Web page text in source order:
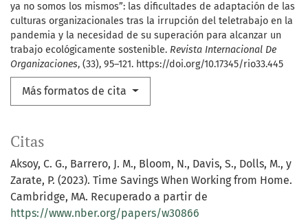
ya no somos los mismos”: las dificultades de adaptación de las
culturas organizacionales tras la irrupción del teletrabajo en la
pandemia y la necesidad de su superación para alcanzar un
trabajo ecológicamente sostenible. Revista Internacional De
Organizaciones, (33), 95–121. https://doi.org/10.17345/rio33.445
Más formatos de cita
Citas
Aksoy, C. G., Barrero, J. M., Bloom, N., Davis, S., Dolls, M., y
Zarate, P. (2023). Time Savings When Working from Home.
Cambridge, MA. Recuperado a partir de
https://www.nber.org/papers/w30866